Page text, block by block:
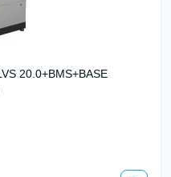
20.0+BMS+BASE